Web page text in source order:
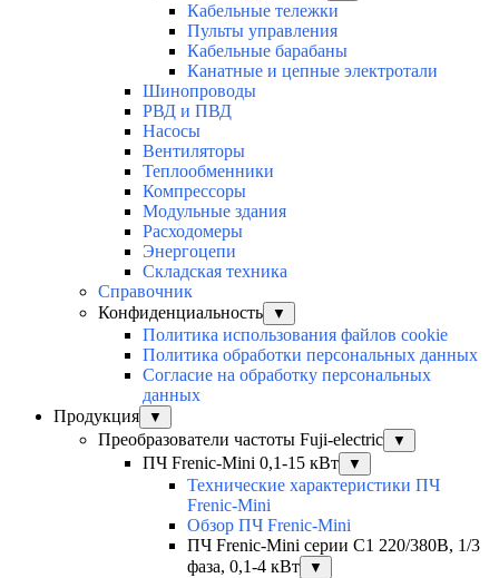
Кабельные тележки
Пульты управления
Кабельные барабаны
Канатные и цепные электротали
Шинопроводы
РВД и ПВД
Насосы
Вентиляторы
Теплообменники
Компрессоры
Модульные здания
Расходомеры
Энергоцепи
Складская техника
Справочник
Конфиденциальность
▼
Политика использования файлов cookie
Политика обработки персональных данных
Согласие на обработку персональных
данных
Продукция
▼
Преобразователи частоты Fuji-electric ▼
ПЧ Frenic-Mini 0,1-15 кВт ▼
Технические характеристики ПЧ
Frenic-Mini
Обзор ПЧ Frenic-Mini
ПЧ Frenic-Mini серии C1 220/380В, 1/3
фаза, 0,1-4 кВт
▼